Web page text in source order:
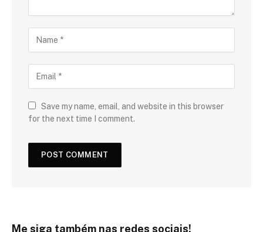
Save my name, email, and website in this browser
for the next time I comment.
Me siga também nas redes sociais!